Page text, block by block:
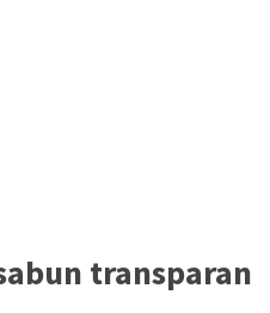
transparan